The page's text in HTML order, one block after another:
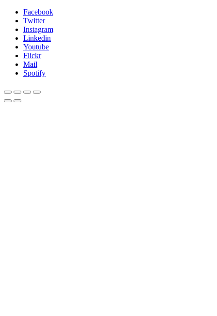
Facebook
Twitter
Instagram
Linkedin
Youtube
Flickr
Mail
Spotify